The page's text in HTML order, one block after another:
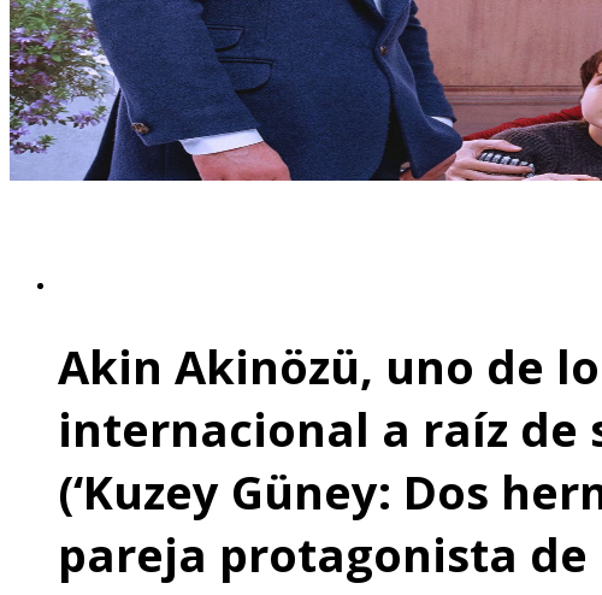
Akin Akinözü, uno de
internacional a raíz de
(‘Kuzey Güney: Dos
pareja protagonista de